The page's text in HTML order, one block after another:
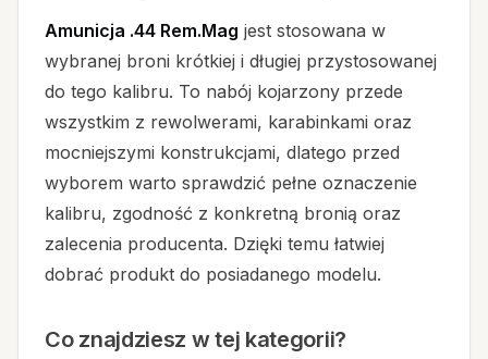
Amunicja .44 Rem.Mag jest stosowana w
wybranej broni krótkiej i długiej przystosowanej
do tego kalibru. To nabój kojarzony przede
wszystkim z rewolwerami, karabinkami oraz
mocniejszymi konstrukcjami, dlatego przed
wyborem warto sprawdzić pełne oznaczenie
kalibru, zgodność z konkretną bronią oraz
zalecenia producenta. Dzięki temu łatwiej
dobrać produkt do posiadanego modelu.
Co znajdziesz w tej kategorii?